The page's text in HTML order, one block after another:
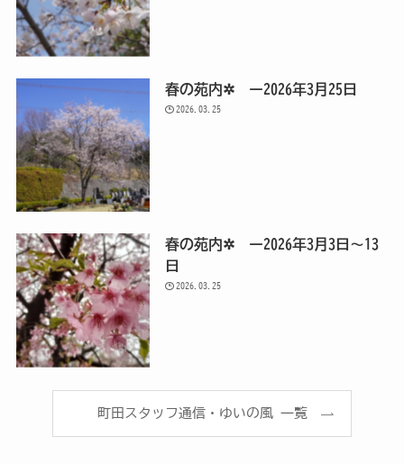
春の苑内✲ ー2026年3月25日
2026.03.25
春の苑内✲ ー2026年3月3日～13
日
2026.03.25
町田スタッフ通信・ゆいの風 一覧